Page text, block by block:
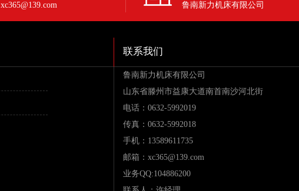
xc365@139.com 鲁南新力机床有限公司
联系我们
鲁南新力机床有限公司
山东省滕州市益康大道南首南沙河北街
电话：0632-5992019
传真：0632-5992018
手机：13589611735
邮箱：xc365@139.com
业务QQ:104886200